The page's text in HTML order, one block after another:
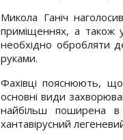
Микола Ганіч
приміщеннях, а також
необхідно обробляти
руками.
Фахівці пояснюють,
основні види
найбільш поширена
хантавірусний